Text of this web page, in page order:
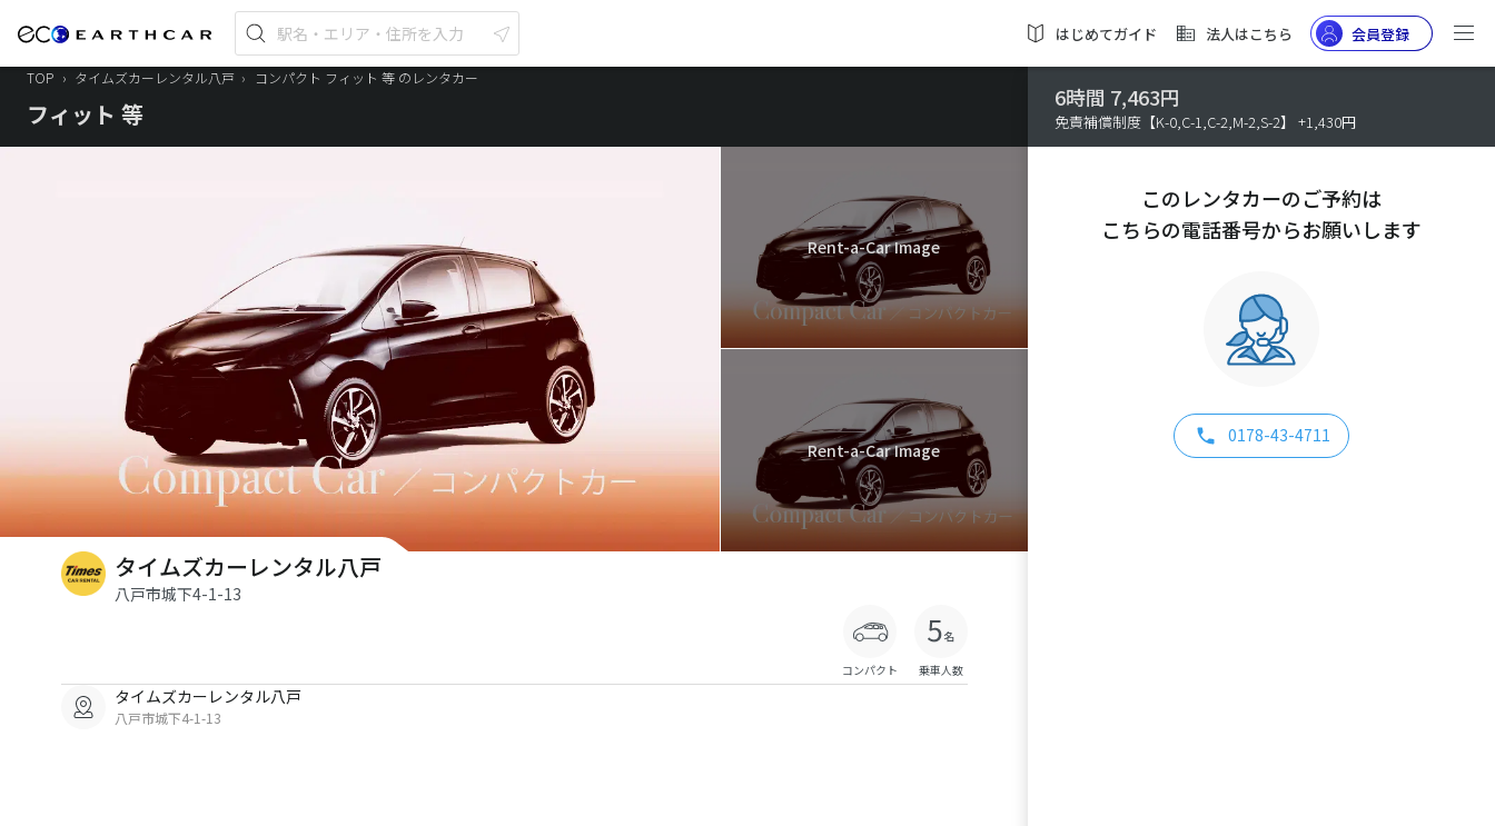
はじめてガイド 法人はこちら 会員登録
TOP › タイムズカーレンタル八戸 › コンパクト フィット 等 のレンタカー
フィット 等
Rent-a-Car Image
Rent-a-Car Image
タイムズカーレンタル八戸
八戸市城下4-1-13
コンパクト 乗車人数
タイムズカーレンタル八戸
八戸市城下4-1-13
6時間 7,463円
免責補償制度【K-0,C-1,C-2,M-2,S-2】 +1,430円
このレンタカーのご予約は
こちらの電話番号からお願いします
0178-43-4711